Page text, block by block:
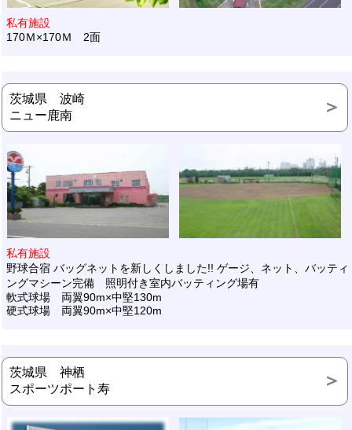
私有施設
170Ｍ×170Ｍ 2面
茨城県 波崎
ニュー鹿南
私有施設
野球合宿 バッグネットを新しくしました!! ゲージ、ネット、バッティ
ングマシーン完備 照明付き室内バッティング場有
軟式球場 両翼90m×中堅130m
硬式球場 両翼90m×中堅120m
茨城県 神栖
スポーツポート寿